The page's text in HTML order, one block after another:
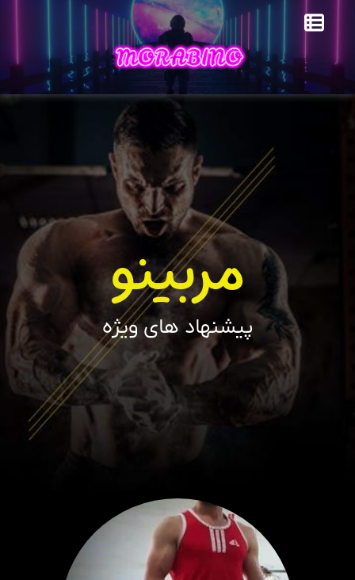
مربینو
پیشنهاد های ویژه